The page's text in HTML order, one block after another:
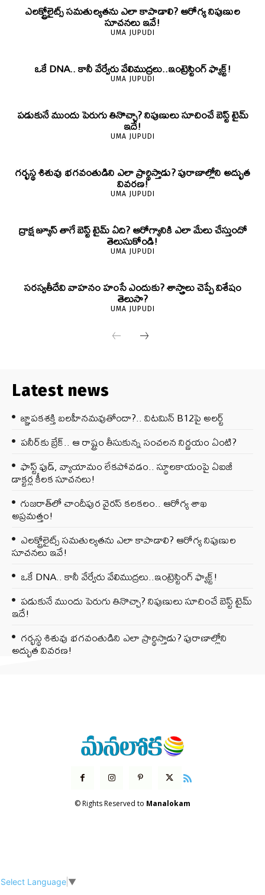
ఎలక్ట్రోలైట్స్ సమతుల్యతను ఎలా కాపాడాలి? ఆరోగ్య నిపుణుల
సూచనలు ఇవే!
UMA JUPUDI
ఒకే DNA.. కానీ వేర్వేరు వేలిముద్రలు..ఇంట్రెస్టింగ్ ఫ్యాక్ట్!
UMA JUPUDI
పడుకునే ముందు పెరుగు తినొచ్చా? నిపుణులు సూచించే బెస్ట్ టైమ్
ఇదే!
UMA JUPUDI
గర్భస్థ శిశువు భగవంతుడిని ఎలా ప్రార్థిస్తాడు? పురాణాల్లోని అద్భుత
వివరణ!
UMA JUPUDI
ద్రాక్ష జ్యూస్ తాగే బెస్ట్ టైమ్ ఏది? ఆరోగ్యానికి ఎలా మేలు చేస్తుందో
తెలుసుకోండి!
UMA JUPUDI
సరస్వతీదేవి వాహనం హంసే ఎందుకు? శాస్త్రాలు చెప్పే విశేషం
తెలుసా?
UMA JUPUDI
Latest news
జ్ఞాపకశక్తి బలహీనమవుతోందా?.. విటమిన్ B12పై అలర్ట్
పనీర్‌కు బ్రేక్.. ఆ రాష్ట్రం తీసుకున్న సంచలన నిర్ణయం ఏంటి?
ఫాస్ట్ ఫుడ్, వ్యాయామం లేకపోవడం.. స్థూలకాయంపై ఏఐజీ
డాక్టర్ల కీలక సూచనలు!
గుజరాత్‌లో చాందీపుర వైరస్ కలకలం.. ఆరోగ్య శాఖ
అప్రమత్తం!
ఎలక్ట్రోలైట్స్ సమతుల్యతను ఎలా కాపాడాలి? ఆరోగ్య నిపుణుల
సూచనలు ఇవే!
ఒకే DNA.. కానీ వేర్వేరు వేలిముద్రలు..ఇంట్రెస్టింగ్ ఫ్యాక్ట్!
పడుకునే ముందు పెరుగు తినొచ్చా? నిపుణులు సూచించే బెస్ట్ టైమ్
ఇదే!
గర్భస్థ శిశువు భగవంతుడిని ఎలా ప్రార్థిస్తాడు? పురాణాల్లోని
అద్భుత వివరణ!
© Rights Reserved to Manalokam
Select Language ▼